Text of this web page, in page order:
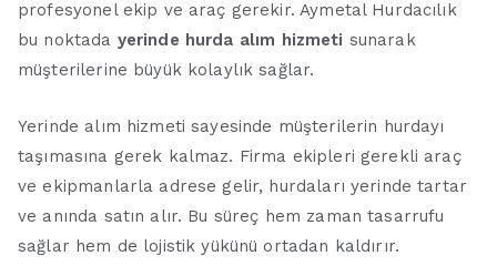
profesyonel ekip ve araç gerekir. Aymetal Hurdacılık
bu noktada yerinde hurda alım hizmeti sunarak
müşterilerine büyük kolaylık sağlar.
Yerinde alım hizmeti sayesinde müşterilerin hurdayı
taşımasına gerek kalmaz. Firma ekipleri gerekli araç
ve ekipmanlarla adrese gelir, hurdaları yerinde tartar
ve anında satın alır. Bu süreç hem zaman tasarrufu
sağlar hem de lojistik yükünü ortadan kaldırır.